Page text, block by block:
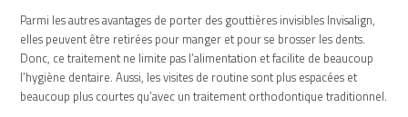
Parmi les autres avantages de porter des gouttières invisibles Invisalign,
elles peuvent être retirées pour manger et pour se brosser les dents.
Donc, ce traitement ne limite pas l’alimentation et facilite de beaucoup
l’hygiène dentaire. Aussi, les visites de routine sont plus espacées et
beaucoup plus courtes qu’avec un traitement orthodontique traditionnel.